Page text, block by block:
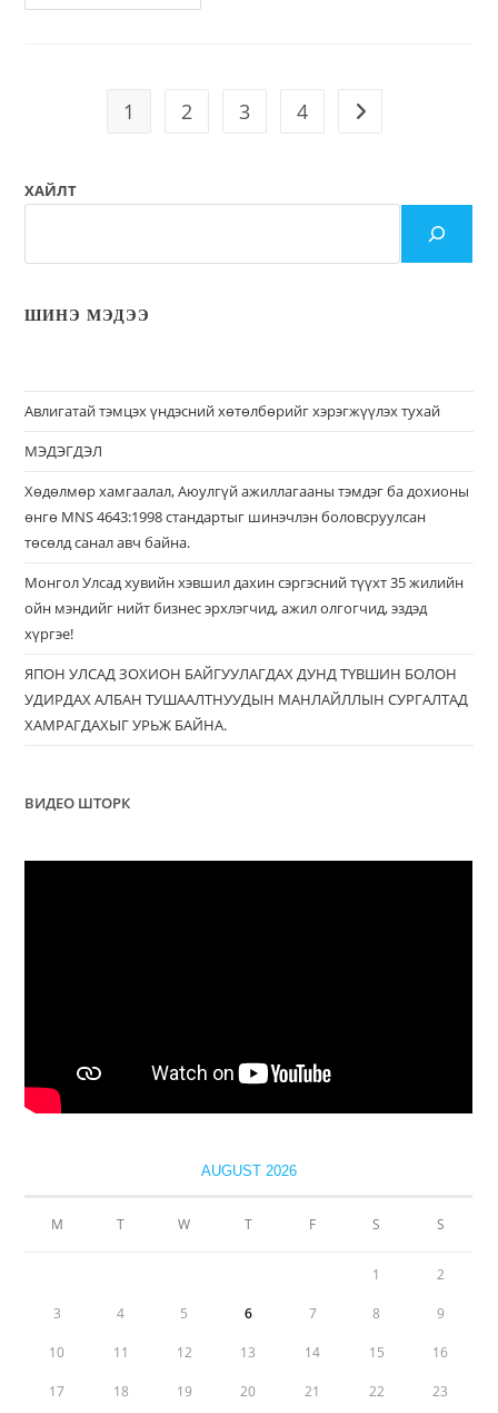
1 2 3 4
ХАЙЛТ
ШИНЭ МЭДЭЭ
Авлигатай тэмцэх үндэсний хөтөлбөрийг хэрэгжүүлэх тухай
МЭДЭГДЭЛ
Хөдөлмөр хамгаалал, Аюулгүй ажиллагааны тэмдэг ба дохионы
өнгө MNS 4643:1998 стандартыг шинэчлэн боловсруулсан
төсөлд санал авч байна.
Монгол Улсад хувийн хэвшил дахин сэргэсний түүхт 35 жилийн
ойн мэндийг нийт бизнес эрхлэгчид, ажил олгогчид, эздэд
хүргэе!
ЯПОН УЛСАД ЗОХИОН БАЙГУУЛАГДАХ ДУНД ТҮВШИН БОЛОН
УДИРДАХ АЛБАН ТУШААЛТНУУДЫН МАНЛАЙЛЛЫН СУРГАЛТАД
ХАМРАГДАХЫГ УРЬЖ БАЙНА.
ВИДЕО ШТОРК
AUGUST 2026
M T W T F S S
1 2
3 4 5 6 7 8 9
10 11 12 13 14 15 16
17 18 19 20 21 22 23